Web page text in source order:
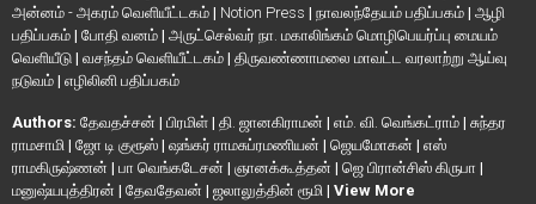
அன்னம் - அகரம் வெளியீட்டகம் | Notion Press | நாவலந்தேயம் பதிப்பகம் | ஆழி
பதிப்பகம் | போதி வனம் | அருட்செல்வர் நா. மகாலிங்கம் மொழிபெயர்ப்பு மையம்
வெளியீடு | வசந்தம் வெளியீட்டகம் | திருவண்ணாமலை மாவட்ட வரலாற்று ஆய்வு
நடுவம் | எழிலினி பதிப்பகம்
Authors: தேவதச்சன் | பிரமிள் | தி. ஜானகிராமன் | எம். வி. வெங்கட்ராம் | சுந்தர
ராமசாமி | ஜோ டி குரூஸ் | ஷங்கர் ராமசுப்ரமணியன் | ஜெயமோகன் | எஸ்
ராமகிருஷ்ணன் | பா வெங்கடேசன் | ஞானக்கூத்தன் | ஜெ பிரான்சிஸ் கிருபா |
மனுஷ்யபுத்திரன் | தேவதேவன் | ஜலாலுத்தின் ரூமி | View More